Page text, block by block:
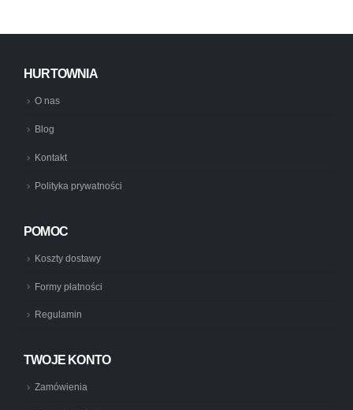
HURTOWNIA
O nas
Blog
Kontakt
Polityka prywatności
POMOC
Koszty dostawy
Formy płatności
Regulamin
TWOJE KONTO
Zamówienia